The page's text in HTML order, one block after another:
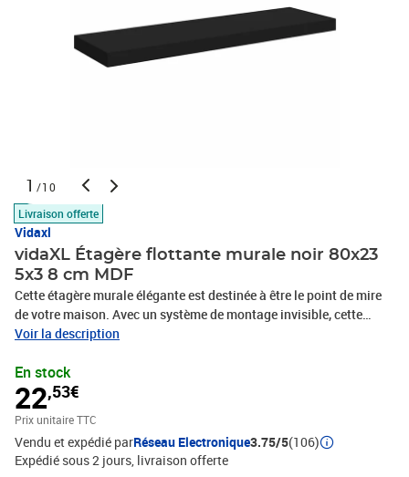
1 /10
Livraison offerte
Vidaxl
vidaXL Étagère flottante murale noir 80x23
5x3 8 cm MDF
Cette étagère murale élégante est destinée à être le point de mire
de votre maison. Avec un système de montage invisible, cette
étagère murale est facile à installer et sert d’endroit idéal pour
de collection, des ornements, etc. Cette étagère est fabriquée en
MDF sous forme de nid d'abeille de qualité avec un cadre
métallique, qui est stable et durable. Cette étagère convient à la
plupart des décors et transforme un mur vide en une fonctionnalité
de design !Couleur : NoirMatériau : MDF sous forme de nid
d'abeille, métalDimensions : 80 x 23,5 x 3,8 cm (L x l x H)Capacité
Voir la description
En stock
22,53€
Prix unitaire TTC
Vendu et expédié parRéseau Electronique3.75/5(106)
Expédié sous 2 jours livraison offerte